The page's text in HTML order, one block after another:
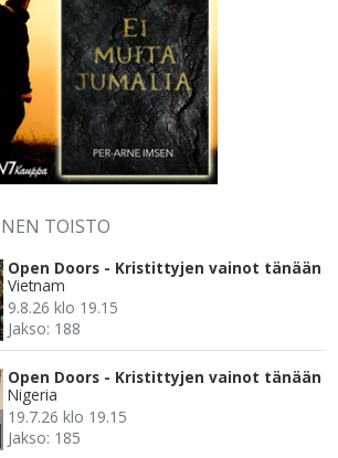
TOISTO
Open Doors - Kristittyjen vainot tänään
Vietnam
9.8.26 klo 19.15
Jakso: 188
Open Doors - Kristittyjen vainot tänään
Nigeria
19.7.26 klo 19.15
Jakso: 185